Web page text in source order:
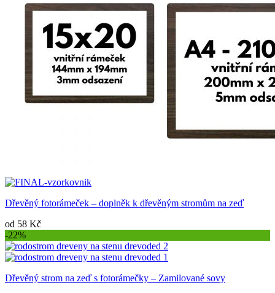
Dřevěný fotorámeček – doplněk k dřevěným stromům na zeď
od 58 Kč
-22%
Dřevěný strom na zeď s fotorámečky – Zamilované sovy